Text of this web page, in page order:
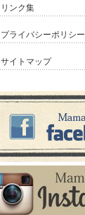
リンク集
プライバシーポリシー
サイトマップ